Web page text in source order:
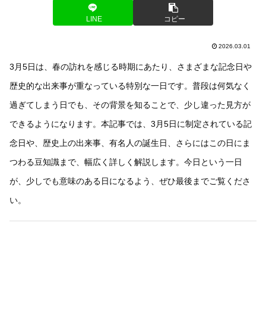
LINE コピー
2026.03.01
3月5日は、春の訪れを感じる時期にあたり、さまざまな記念日や
歴史的な出来事が重なっている特別な一日です。普段は何気なく
過ぎてしまう日でも、その背景を知ることで、少し違った見方が
できるようになります。本記事では、3月5日に制定されている記
念日や、歴史上の出来事、有名人の誕生日、さらにはこの日にま
つわる豆知識まで、幅広く詳しく解説します。今日という一日
が、少しでも意味のある日になるよう、ぜひ最後までご覧くださ
い。